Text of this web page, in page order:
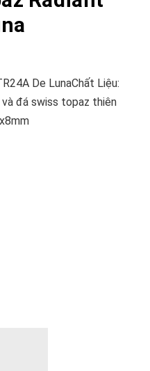
De LunaChất Liệu:
đá swiss topaz thiên